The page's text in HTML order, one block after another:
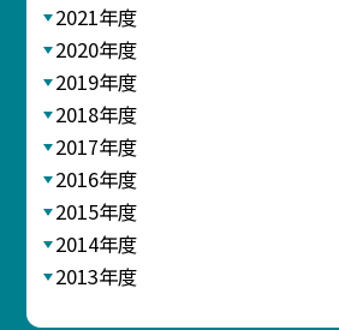
2021年度
2020年度
2019年度
2018年度
2017年度
2016年度
2015年度
2014年度
2013年度